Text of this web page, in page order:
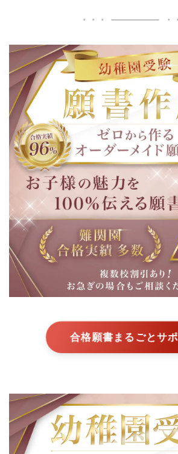
合格願書まるごとサ